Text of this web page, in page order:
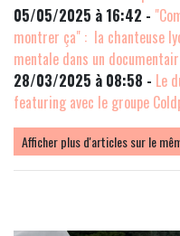
05/05/2025 à 16:42 -
montrer ça" : la chanteuse
mentale dans un
28/03/2025 à 08:58 - Le
featuring avec le groupe
Afficher plus d'articles sur le